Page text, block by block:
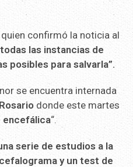
confirmó la noticia al
las instancias de
posibles para salvarla”.
se encuentra internada
donde este martes
encefálica“.
serie de estudios a la
y un test de